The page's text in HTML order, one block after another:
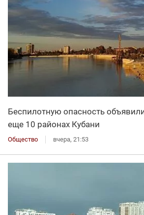
Беспилотную опасность
еще 10 районах Кубани
Общество вчера, 21:53